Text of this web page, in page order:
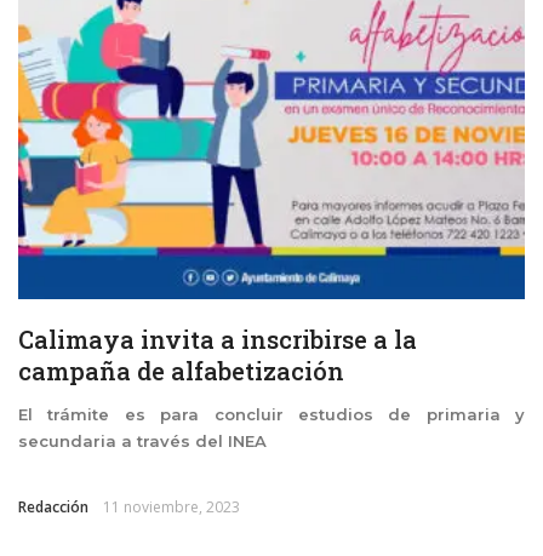
Calimaya invita a inscribirse a la
campaña de alfabetización
El trámite es para concluir estudios de primaria y
secundaria a través del INEA
Redacción 11 noviembre, 2023